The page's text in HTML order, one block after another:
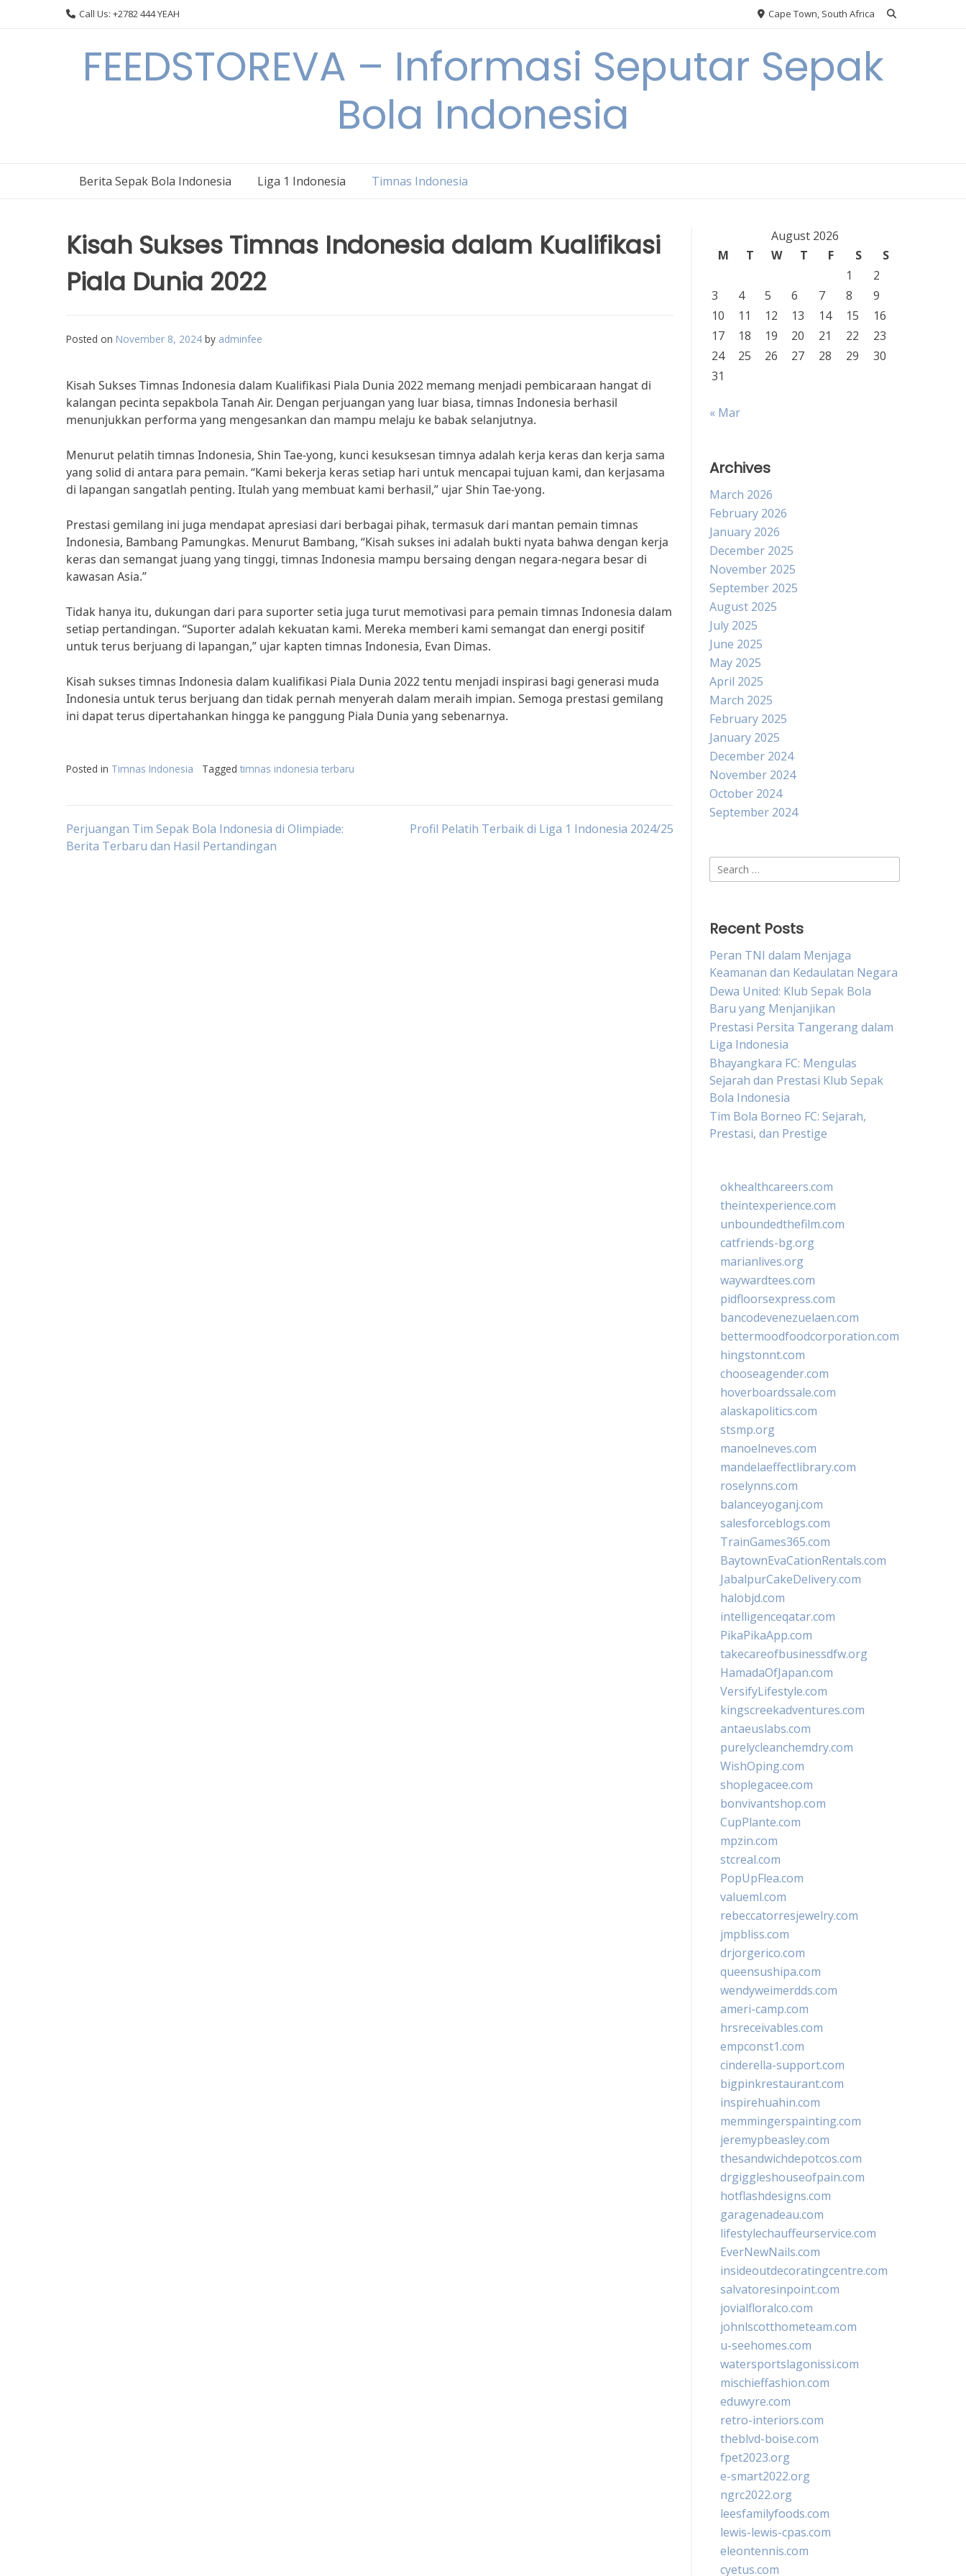
Call Us: +2782 444 YEAH Cape Town, South Africa
FEEDSTOREVA – Informasi Seputar Sepak
Bola Indonesia
Berita Sepak Bola Indonesia Liga 1 Indonesia Timnas Indonesia
Kisah Sukses Timnas Indonesia dalam Kualifikasi
Piala Dunia 2022
Posted on November 8, 2024 by adminfee
Kisah Sukses Timnas Indonesia dalam Kualifikasi Piala Dunia 2022 memang menjadi pembicaraan hangat di
kalangan pecinta sepakbola Tanah Air. Dengan perjuangan yang luar biasa, timnas Indonesia berhasil
menunjukkan performa yang mengesankan dan mampu melaju ke babak selanjutnya.
Menurut pelatih timnas Indonesia, Shin Tae-yong, kunci kesuksesan timnya adalah kerja keras dan kerja sama
yang solid di antara para pemain. “Kami bekerja keras setiap hari untuk mencapai tujuan kami, dan kerjasama
di lapangan sangatlah penting. Itulah yang membuat kami berhasil,” ujar Shin Tae-yong.
Prestasi gemilang ini juga mendapat apresiasi dari berbagai pihak, termasuk dari mantan pemain timnas
Indonesia, Bambang Pamungkas. Menurut Bambang, “Kisah sukses ini adalah bukti nyata bahwa dengan kerja
keras dan semangat juang yang tinggi, timnas Indonesia mampu bersaing dengan negara-negara besar di
kawasan Asia.”
Tidak hanya itu, dukungan dari para suporter setia juga turut memotivasi para pemain timnas Indonesia dalam
setiap pertandingan. “Suporter adalah kekuatan kami. Mereka memberi kami semangat dan energi positif
untuk terus berjuang di lapangan,” ujar kapten timnas Indonesia, Evan Dimas.
Kisah sukses timnas Indonesia dalam kualifikasi Piala Dunia 2022 tentu menjadi inspirasi bagi generasi muda
Indonesia untuk terus berjuang dan tidak pernah menyerah dalam meraih impian. Semoga prestasi gemilang
ini dapat terus dipertahankan hingga ke panggung Piala Dunia yang sebenarnya.
Posted in Timnas Indonesia Tagged timnas indonesia terbaru
Post
Perjuangan Tim Sepak Bola Indonesia di Olimpiade:
Berita Terbaru dan Hasil Pertandingan
Profil Pelatih Terbaik di Liga 1 Indonesia 2024/25
August 2026
M
T W T F S
S
1
2
3
4 5 6 7 8
9
10
11 12 13 14 15
16
17
18 19 20 21 22
23
24
25 26 27 28 29
30
31
« Mar
Archives
March 2026
February 2026
January 2026
December 2025
November 2025
September 2025
August 2025
July 2025
June 2025
May 2025
April 2025
March 2025
February 2025
January 2025
December 2024
November 2024
October 2024
September 2024
Search
for:
Recent Posts
Peran TNI dalam Menjaga
Keamanan dan Kedaulatan Negara
Dewa United: Klub Sepak Bola
Baru yang Menjanjikan
Prestasi Persita Tangerang dalam
Liga Indonesia
Bhayangkara FC: Mengulas
Sejarah dan Prestasi Klub Sepak
Bola Indonesia
Tim Bola Borneo FC: Sejarah,
Prestasi, dan Prestige
okhealthcareers.com
theintexperience.com
unboundedthefilm.com
catfriends-bg.org
marianlives.org
waywardtees.com
pidfloorsexpress.com
bancodevenezuelaen.com
bettermoodfoodcorporation.com
hingstonnt.com
chooseagender.com
hoverboardssale.com
alaskapolitics.com
stsmp.org
manoelneves.com
mandelaeffectlibrary.com
roselynns.com
balanceyoganj.com
salesforceblogs.com
TrainGames365.com
BaytownEvaCationRentals.com
JabalpurCakeDelivery.com
halobjd.com
intelligenceqatar.com
PikaPikaApp.com
takecareofbusinessdfw.org
HamadaOfJapan.com
VersifyLifestyle.com
kingscreekadventures.com
antaeuslabs.com
purelycleanchemdry.com
WishOping.com
shoplegacee.com
bonvivantshop.com
CupPlante.com
mpzin.com
stcreal.com
PopUpFlea.com
valueml.com
rebeccatorresjewelry.com
jmpbliss.com
drjorgerico.com
queensushipa.com
wendyweimerdds.com
ameri-camp.com
hrsreceivables.com
empconst1.com
cinderella-support.com
bigpinkrestaurant.com
inspirehuahin.com
memmingerspainting.com
jeremypbeasley.com
thesandwichdepotcos.com
drgiggleshouseofpain.com
hotflashdesigns.com
garagenadeau.com
lifestylechauffeurservice.com
EverNewNails.com
insideoutdecoratingcentre.com
salvatoresinpoint.com
jovialfloralco.com
johnlscotthometeam.com
u-seehomes.com
watersportslagonissi.com
mischieffashion.com
eduwyre.com
retro-interiors.com
theblvd-boise.com
fpet2023.org
e-smart2022.org
ngrc2022.org
leesfamilyfoods.com
lewis-lewis-cpas.com
eleontennis.com
cyetus.com